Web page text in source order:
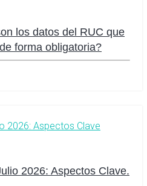
los datos del RUC que
forma obligatoria?
2026: Aspectos Clave.